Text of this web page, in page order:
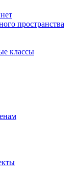
пространства
классы